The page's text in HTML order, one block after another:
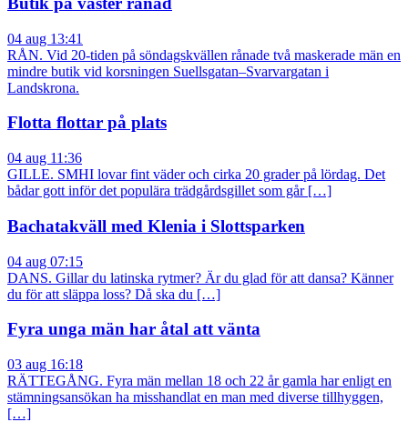
04 aug 13:41
RÅN. Vid 20-tiden på söndagskvällen rånade två maskerade män en
mindre butik vid korsningen Suellsgatan–Svarvargatan i
Landskrona.
Flotta flottar på plats
04 aug 11:36
GILLE. SMHI lovar fint väder och cirka 20 grader på lördag. Det
bådar gott inför det populära trädgårdsgillet som går […]
Bachatakväll med Klenia i Slottsparken
04 aug 07:15
DANS. Gillar du latinska rytmer? Är du glad för att dansa? Känner
du för att släppa loss? Då ska du […]
Fyra unga män har åtal att vänta
03 aug 16:18
RÄTTEGÅNG. Fyra män mellan 18 och 22 år gamla har enligt en
stämningsansökan ha misshandlat en man med diverse tillhyggen,
[…]